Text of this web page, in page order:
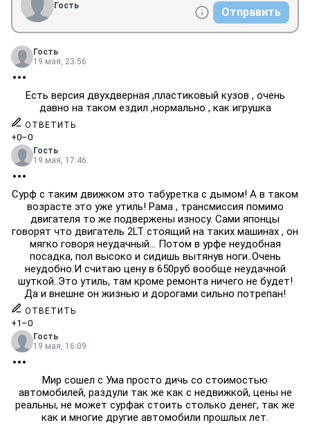
Гость Отправить
Гость
19 мая, 23:56
Есть версия двухдверная ,пластиковый кузов , очень
давно на таком ездил ,нормально , как игрушка
ОТВЕТИТЬ
+0–0
Гость
19 мая, 17:46
Сурф с таким движком это табуретка с дымом! А в таком
возрасте это уже утиль! Рама , трансмиссия помимо
двигателя то же подвержены износу. Сами японцы
говорят что двигатель 2LT стоящий на таких машинах , он
мягко говоря неудачный... Потом в урфе неудобная
посадка, пол высоко и сидишь вытянув ноги..Очень
неудобно.И считаю цену в 650руб вообще неудачной
шуткой..Это утиль, там кроме ремонта ничего не будет!
Да и внешне он жизнью и дорогами сильно потрепан!
ОТВЕТИТЬ
+1 –0
Гость
19 мая, 16:09
Мир сошел с Ума просто дичь со стоимостью
автомобилей, раздули так же как с недвижкой, цены не
реальны, не может сурфак стоить столько денег, так же
как и многие другие автомобили прошлых лет.